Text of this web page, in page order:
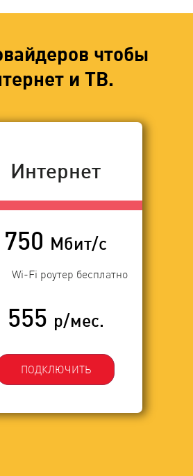
чтобы
и ТВ.
Интернет
750 Мбит/с
Wi-Fi роутер бесплатно
555 р/мес.
ПОДКЛЮЧИТЬ